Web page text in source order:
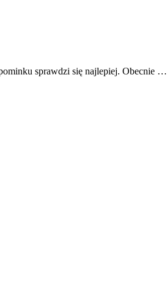
sprawdzi się najlepiej. Obecnie …